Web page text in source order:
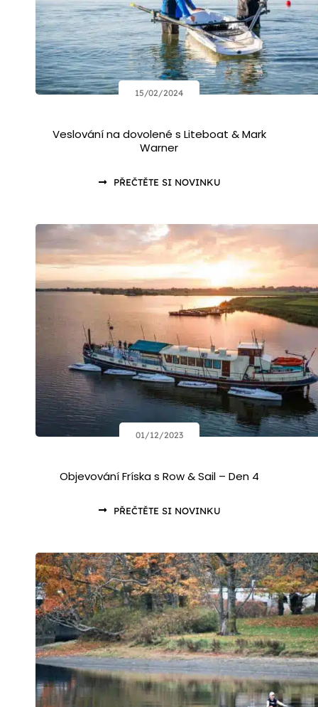
15/02/2024
Veslování na dovolené s Liteboat & Mark
Warner
PŘEČTĚTE SI NOVINKU
01/12/2023
Objevování Fríska s Row & Sail – Den 4
PŘEČTĚTE SI NOVINKU